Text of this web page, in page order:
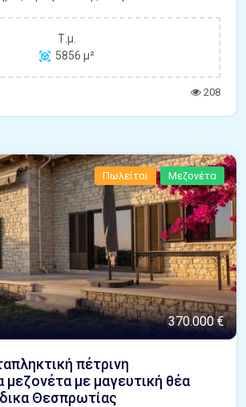
Τ.μ.
5856 μ²
208
Πωλείται Μεζονέτα
370.000 €
πέτρινη
μεζονέτα με μαγευτική θέα
Θεσπρωτίας